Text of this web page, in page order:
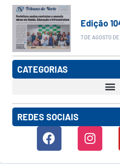
Edição
7 DE AGOSTO
CATEGORIAS
REDES SOCIAIS